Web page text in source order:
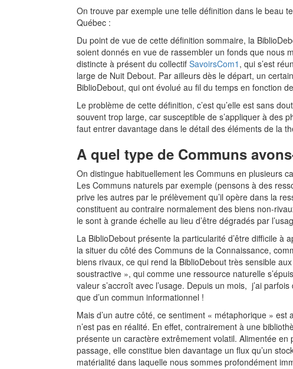
On trouve par exemple une telle définition dans le beau
Québec :
Du point de vue de cette définition sommaire, la
soient donnés en vue de rassembler un fonds que nous
distincte à présent du collectif SavoirsCom1 , qui s’est
large de Nuit Debout. Par ailleurs dès le départ, un
BiblioDebout, qui ont évolué au fil du temps en fonction
Le problème de cette définition, c’est qu’elle est sans
souvent trop large, car susceptible de s’appliquer à des
faut entrer davantage dans le détail des éléments de la
A quel type de Communs
On distingue habituellement les Communs en plusieurs
Les Communs naturels par exemple (pensons à des
prive les autres par le prélèvement qu’il opère dans la
constituent au contraire normalement des biens non-
le sont à grande échelle au lieu d’être dégradés par
La BiblioDebout présente la particularité d’être difficile à
la situer du côté des Communs de la Connaissance,
biens rivaux, ce qui rend la BiblioDebout très sensible
soustractive », qui comme une ressource naturelle
valeur s’accroît avec l’usage. Depuis un mois, j’ai
que d’un commun informationnel !
Mais d’un autre côté, ce sentiment « métaphorique » est
n’est pas en réalité. En effet, contrairement à une
présente un caractère extrêmement volatil. Alimentée
passage, elle constitue bien davantage un flux qu’un
matérialité dans laquelle nous sommes profondément